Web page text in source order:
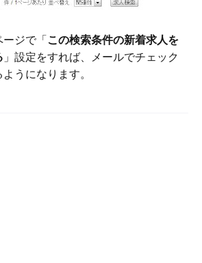
ージで「この検索条件の新着求人を
」設定をすれば、メールでチェック
うになります。